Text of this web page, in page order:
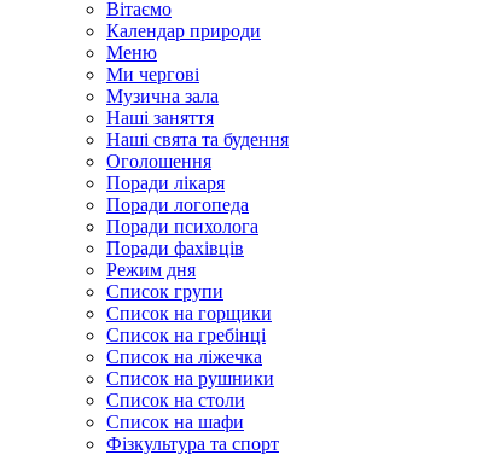
Вітаємо
Календар природи
Меню
Ми чергові
Музична зала
Наші заняття
Наші свята та будення
Оголошення
Поради лікаря
Поради логопеда
Поради психолога
Поради фахівців
Режим дня
Список групи
Список на горщики
Список на гребінці
Список на ліжечка
Список на рушники
Список на столи
Список на шафи
Фізкультура та спорт